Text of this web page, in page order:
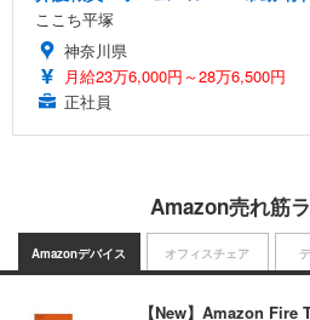
ここち平塚
神奈川県
月給23万6,000円～28万6,500円
正社員
Amazon売れ筋
Amazonデバイス
【New】Amazon Fire
オフィスチェア